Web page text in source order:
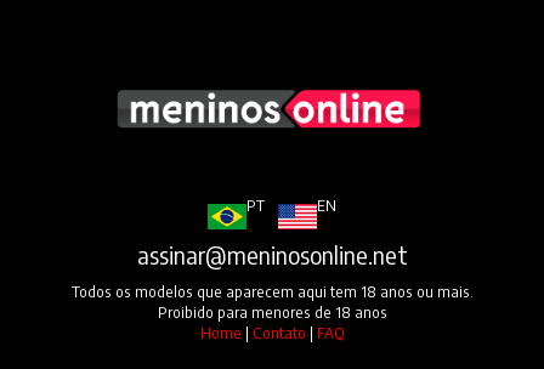
PT EN
assinar@meninosonline.net
Todos os modelos que aparecem aqui tem 18 anos ou mais.
Proibido para menores de 18 anos
Home | Contato | FAQ